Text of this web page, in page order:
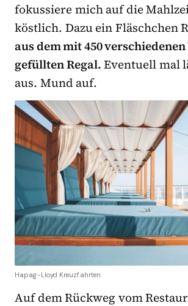
fokussiere mich auf die
köstlich. Dazu ein Fläschchen
aus dem mit 450
gefüllten Regal.Eventuell mal
aus. Mund auf.
Hapag-Lloyd Kreuzfahrten
Auf dem Rückweg vom